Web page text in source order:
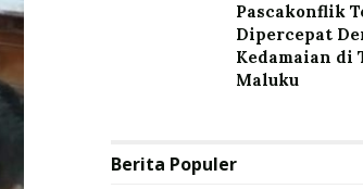
Pascakonflik
Dipercepat
Kedamaian di
Maluku
Berita Populer